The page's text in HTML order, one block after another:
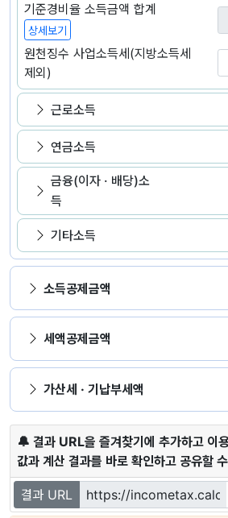
기준경비율 소득금액 합계
상세보기
원천징수 사업소득세(지방소득세
제외)
근로소득
연금소득
금융(이자 · 배당)소
득
기타소득
소득공제금액
세액공제금액
가산세 · 기납부세액
🔔 결과 URL을 즐겨찾기에 추가하고 이
값과 계산 결과를 바로 확인하고 공유할
결과 URL